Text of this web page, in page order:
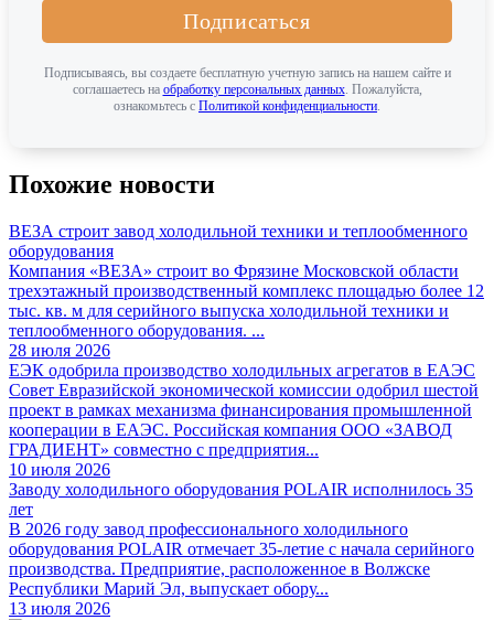
Подписаться
Подписываясь, вы создаете бесплатную учетную запись на нашем сайте и
соглашаетесь на обработку персональных данных. Пожалуйста,
ознакомьтесь с Политикой конфиденциальности.
Похожие новости
ВЕЗА строит завод холодильной техники и теплообменного
оборудования
Компания «ВЕЗА» строит во Фрязине Московской области
трехэтажный производственный комплекс площадью более 12
тыс. кв. м для серийного выпуска холодильной техники и
теплообменного оборудования. ...
28 июля 2026
ЕЭК одобрила производство холодильных агрегатов в ЕАЭС
Совет Евразийской экономической комиссии одобрил шестой
проект в рамках механизма финансирования промышленной
кооперации в ЕАЭС. Российская компания ООО «ЗАВОД
ГРАДИЕНТ» совместно с предприятия...
10 июля 2026
Заводу холодильного оборудования POLAIR исполнилось 35
лет
В 2026 году завод профессионального холодильного
оборудования POLAIR отмечает 35-летие с начала серийного
производства. Предприятие, расположенное в Волжске
Республики Марий Эл, выпускает обору...
13 июля 2026